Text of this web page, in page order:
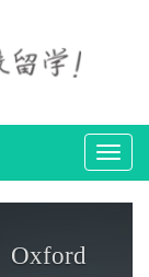
导
航
Oxford